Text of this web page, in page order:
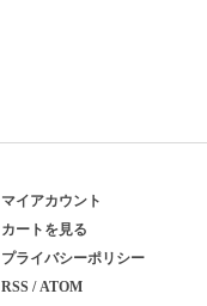
マイアカウント
カートを見る
プライバシーポリシー
RSS /ATOM